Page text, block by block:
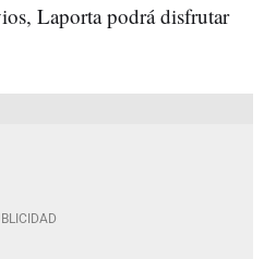
Laporta podrá disfrutar